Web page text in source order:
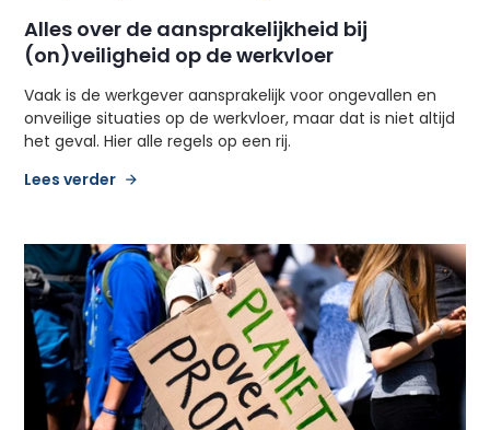
Alles over de aansprakelijkheid bij
(on)veiligheid op de werkvloer
Vaak is de werkgever aansprakelijk voor ongevallen en
onveilige situaties op de werkvloer, maar dat is niet altijd
het geval. Hier alle regels op een rij.
Lees verder